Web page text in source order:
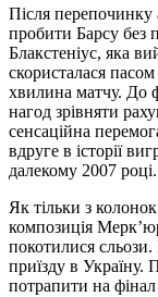
Після перепочинку
пробити Барсу
Блакстеніус, яка
скористалася
хвилина матчу. До
нагод зрівняти
сенсаційна
вдруге в історії
далекому 2007 році.
Як тільки з
композиція
покотилися сльози.
приїзду в Україну.
потрапити на